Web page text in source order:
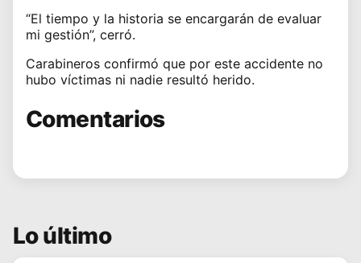
“El tiempo y la historia se encargarán de evaluar
mi gestión”, cerró.
Carabineros confirmó que por este accidente no
hubo víctimas ni nadie resultó herido.
Comentarios
Lo último